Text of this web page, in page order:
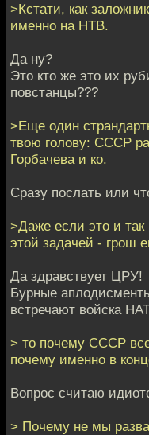
>Кстати, как
именно на НТВ.
Да ну?
Это кто же это их
повстанцы???
>Еще один
твою голову: СССР
Горбачева и ко.
Сразу послать или
>Даже если это и
этой задачей - грош
Да здравствует ЦРУ!
Бурные
встречают войска
> то почему СССР
почему именно в
Вопрос считаю
> Почему не мы